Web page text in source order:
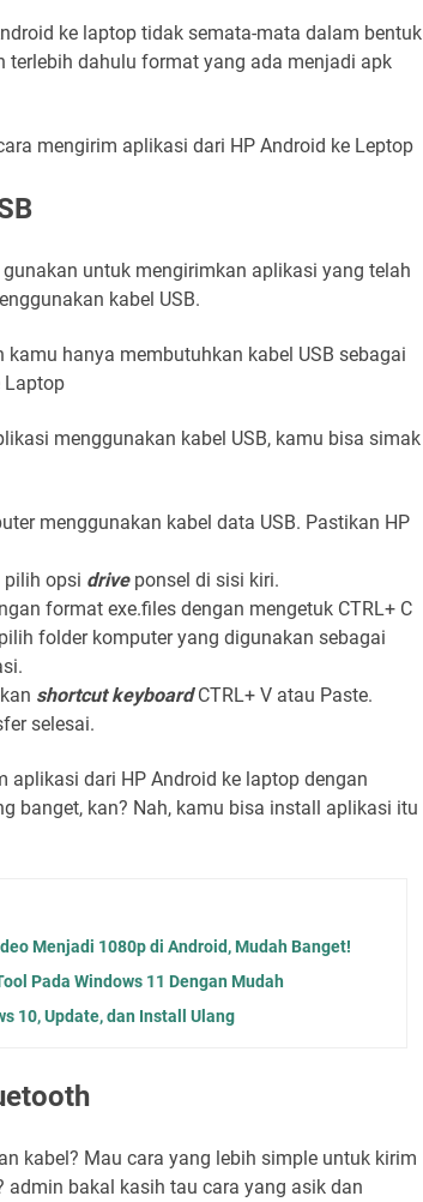
ke laptop tidak semata-mata dalam bentuk
terlebih dahulu format yang ada menjadi apk
mengirim aplikasi dari HP Android ke Leptop
untuk mengirimkan aplikasi yang telah
kabel USB.
hanya membutuhkan kabel USB sebagai
Laptop
menggunakan kabel USB, kamu bisa simak
menggunakan kabel data USB. Pastikan HP
opsi driveponsel di sisi kiri.
format exe.files dengan mengetuk CTRL+ C
folder komputer yang digunakan sebagai
shortcut keyboardCTRL+ V atau Paste.
selesai.
aplikasi dari HP Android ke laptop dengan
banget, kan? Nah, kamu bisa install aplikasi itu
Menjadi 1080p di Android, Mudah Banget!
Pada Windows 11 Dengan Mudah
10, Update, dan Install Ulang
kabel? Mau cara yang lebih simple untuk kirim
admin bakal kasih tau cara yang asik dan